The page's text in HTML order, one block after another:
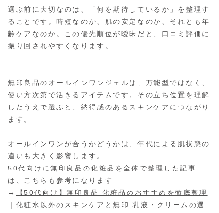
選ぶ前に大切なのは、「何を期待しているか」を整理す
ることです。時短なのか、肌の安定なのか、それとも年
齢ケアなのか。この優先順位が曖昧だと、口コミ評価に
振り回されやすくなります。
無印良品のオールインワンジェルは、万能型ではなく、
使い方次第で活きるアイテムです。その立ち位置を理解
したうえで選ぶと、納得感のあるスキンケアにつながり
ます。
オールインワンが合うかどうかは、年代による肌状態の
違いも大きく影響します。
50代向けに無印良品の化粧品を全体で整理した記事
は、こちらも参考になります
→
【50代向け】無印良品 化粧品のおすすめを徹底整理
｜化粧水以外のスキンケアと無印 乳液・クリームの選